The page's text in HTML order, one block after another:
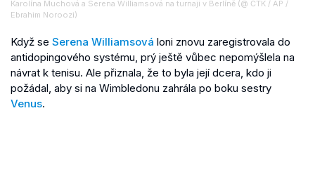
Karolína Muchová a Serena Williamsová na turnaji v Berlíně (@ ČTK / AP /
Ebrahim Noroozi)
Když se Serena Williamsová loni znovu zaregistrovala do
antidopingového systému, prý ještě vůbec nepomýšlela na
návrat k tenisu. Ale přiznala, že to byla její dcera, kdo ji
požádal, aby si na Wimbledonu zahrála po boku sestry
Venus.